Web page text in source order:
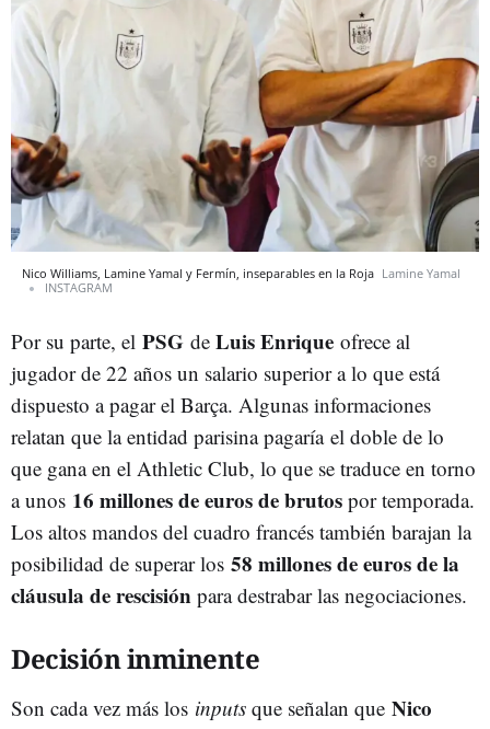
Nico Williams, Lamine Yamal y Fermín, inseparables en la Roja Lamine Yamal
INSTAGRAM
Por su parte, el PSG de Luis Enrique ofrece al
jugador de 22 años un salario superior a lo que está
dispuesto a pagar el Barça. Algunas informaciones
relatan que la entidad parisina pagaría el doble de lo
que gana en el Athletic Club, lo que se traduce en torno
a unos 16 millones de euros de brutos por temporada.
Los altos mandos del cuadro francés también barajan la
posibilidad de superar los 58 millones de euros de la
cláusula de rescisión para destrabar las negociaciones.
Decisión inminente
Son cada vez más los inputs que señalan que Nico